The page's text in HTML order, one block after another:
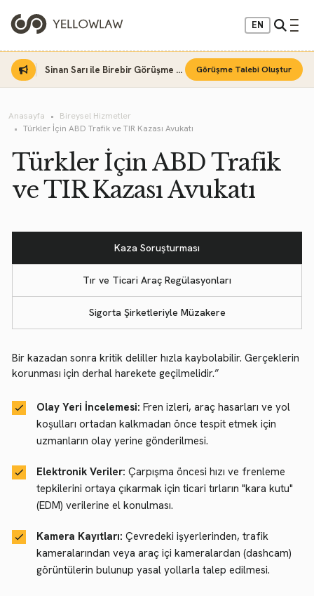
EN
Sinan Sarı ile Birebir Görüşme Fırsatı Görüşme Talebi Oluştur
Anasayfa
Bireysel Hizmetler
Türkler İçin ABD Trafik ve TIR Kazası Avukatı
Türkler İçin ABD Trafik
ve TIR Kazası Avukatı
Kaza Soruşturması
Tır ve Ticari Araç Regülasyonları
Sigorta Şirketleriyle Müzakere
Bir kazadan sonra kritik deliller hızla kaybolabilir. Gerçeklerin
korunması için derhal harekete geçilmelidir.”
Olay Yeri İncelemesi: Fren izleri, araç hasarları ve yol
koşulları ortadan kalkmadan önce tespit etmek için
uzmanların olay yerine gönderilmesi.
Elektronik Veriler: Çarpışma öncesi hızı ve frenleme
tepkilerini ortaya çıkarmak için ticari tırların "kara kutu"
(EDM) verilerine el konulması.
Kamera Kayıtları: Çevredeki işyerlerinden, trafik
kameralarından veya araç içi kameralardan (dashcam)
görüntülerin bulunup yasal yollarla talep edilmesi.